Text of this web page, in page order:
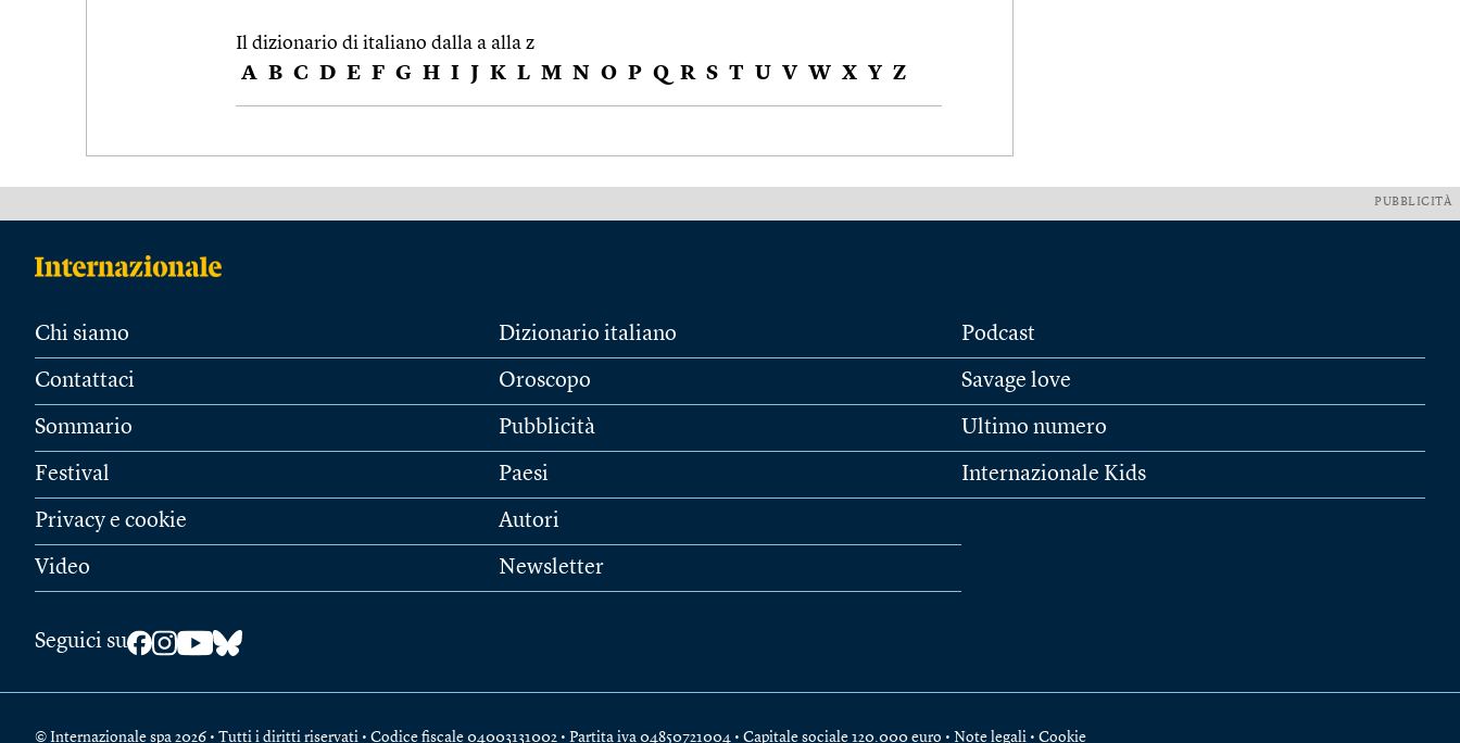
Il dizionario di italiano dalla a alla z
A B C D E F G H I J K L M N O P Q R S T U V W X Y Z
PUBBLICITÀ
Chi siamo
Contattaci
Sommario
Festival
Privacy e cookie
Video
Dizionario italiano
Oroscopo
Pubblicità
Paesi
Autori
Newsletter
Podcast
Savage love
Ultimo numero
Internazionale Kids
Seguici su
© Internazionale spa 2026 • Tutti i diritti riservati • Codice fiscale 04003131002 • Partita iva 04850721004 • Capitale sociale 120.000 euro • Note legali • Cookie